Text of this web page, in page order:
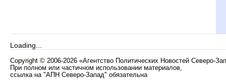
Loading...
Copyright © 2006-2026 «Агентство Политических Новостей Северо-
При полном или частичном использовании материалов,
ссылка на "АПН Северо-Запад" обязательна